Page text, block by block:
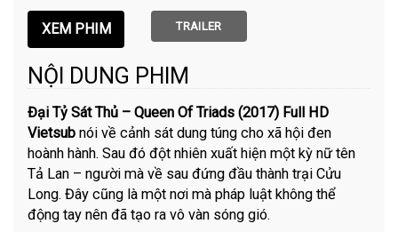
TRAILER
NỘI DUNG PHIM
Đại Tỷ Sát Thủ – Queen Of Triads (2017) Full HD
Vietsub nói về cảnh sát dung túng cho xã hội đen
hoành hành. Sau đó đột nhiên xuất hiện một kỳ nữ tên
Tả Lan – người mà về sau đứng đầu thành trại Cửu
Long. Đây cũng là một nơi mà pháp luật không thể
động tay nên đã tạo ra vô vàn sóng gió.